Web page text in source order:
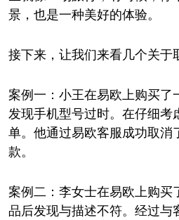
景，也是一种美好的体验。
接下来，让我们来看几个关于
案例一：小王在易欧上购买了
发现手机型号过时。在仔细考
单。他通过易欧客服成功取消
款。
案例二：李女士在易欧上购买
品后发现与描述不符。经过与